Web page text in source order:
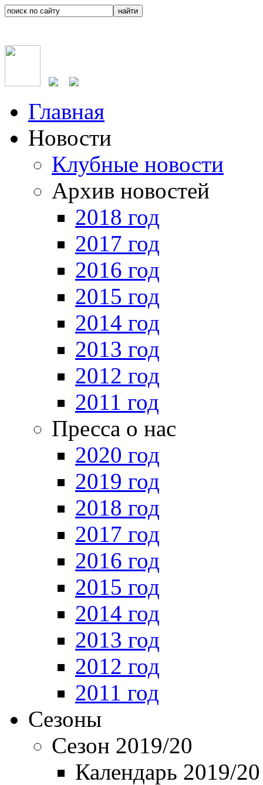
Главная
Новости
Клубные новости
Архив новостей
2018 год
2017 год
2016 год
2015 год
2014 год
2013 год
2012 год
2011 год
Пресса о нас
2020 год
2019 год
2018 год
2017 год
2016 год
2015 год
2014 год
2013 год
2012 год
2011 год
Сезоны
Сезон 2019/20
Календарь 2019/20